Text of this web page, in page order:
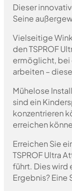
Dieser
Seine
Vielseitige
den TSPROF
ermöglicht, bei
arbeiten –
Mühelose
sind ein
konzentrieren
erreichen
Erreichen Sie
TSPROF Ultra
führt. Dies wird
Ergebnis? Eine